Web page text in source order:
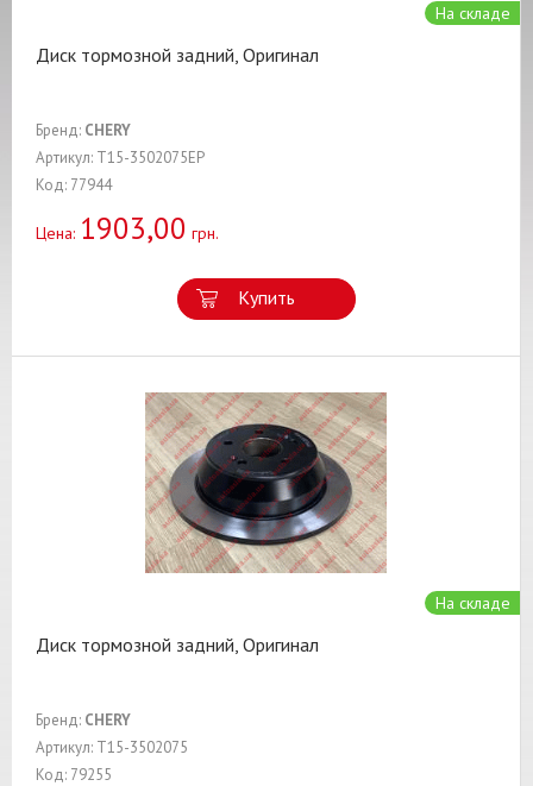
На складе
Диск тормозной задний, Оригинал
Бренд: CHERY
Артикул: T15-3502075EP
Код: 77944
Цена: 1903,00 грн.
Купить
На складе
Диск тормозной задний, Оригинал
Бренд: CHERY
Артикул: T15-3502075
Код: 79255